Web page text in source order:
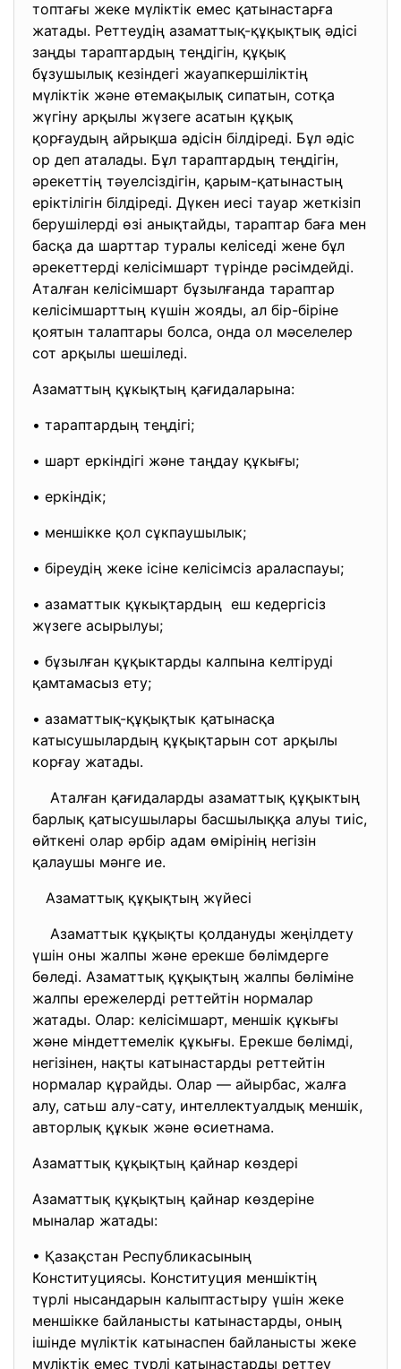
топтағы жеке мүліктік емес қатынастарға
жатады. Реттеудің азаматтық-құқықтық әдісі
заңды тараптардың теңдігін, құқық
бұзушылық кезіндегі жауапкершіліктің
мүліктік және өтемақылық сипатын, сотқа
жүгіну арқылы жүзеге асатын құқық
қорғаудың айрықша әдісін білдіреді. Бұл әдіс
ор деп аталады. Бұл тараптардың теңдігін,
әрекеттің тәуелсіздігін, қарым-қатынастың
еріктілігін білдіреді. Дүкен иесі тауар жеткізіп
берушілерді өзі анықтайды, тараптар баға мен
басқа да шарттар туралы келіседі жене бұл
әрекеттерді келісімшарт түрінде рәсімдейді.
Аталған келісімшарт бұзылғанда тараптар
келісімшарттың күшін жояды, ал бір-біріне
қоятын талаптары болса, онда ол мәселелер
сот арқылы шешіледі.
Азаматтың құкықтың қағидаларына:
• тараптардың теңдігі;
• шарт еркіндігі және таңдау құкығы;
• еркіндік;
• меншікке қол сұкпаушылык;
• біреудің жеке ісіне келісімсіз араласпауы;
• азаматтык құкықтардың еш кедергісіз
жүзеге асырылуы;
• бұзылған құқыктарды калпына келтіруді
қамтамасыз ету;
• азаматтық-құқықтык қатынасқа
катысушылардың құқықтарын сот арқылы
корғау жатады.
Аталған қағидаларды азаматтық құқыктың
барлық қатысушылары басшылыққа алуы тиіс,
өйткені олар әрбір адам өмірінің негізін
қалаушы мәнге ие.
Азаматтық құқықтың жүйесі
Азаматтык құқықты қолдануды жеңілдету
үшін оны жалпы және ерекше бөлімдерге
бөледі. Азаматтық құқықтың жалпы бөліміне
жалпы ережелерді реттейтін нормалар
жатады. Олар: келісімшарт, меншік құкығы
және міндеттемелік құкығы. Ерекше бөлімді,
негізінен, нақты катынастарды реттейтін
нормалар құрайды. Олар — айырбас, жалға
алу, сатьш алу-сату, интеллектуалдық меншік,
авторлық құкык және өсиетнама.
Азаматтық құқықтың қайнар көздері
Азаматтық құқықтың қайнар көздеріне
мыналар жатады:
• Қазақстан Республикасының
Конституциясы. Конституция меншіктің
түрлі нысандарын калыптастыру үшін жеке
меншікке байланысты катынастарды, оның
ішінде мүліктік катынаспен байланысты жеке
мүліктік емес түрлі катынастарды реттеу